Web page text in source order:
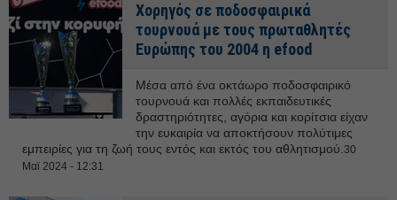
Χορηγός σε ποδοσφαιρικά
τουρνουά με τους πρωταθλητές
Ευρώπης του 2004 η efood
Μέσα από ένα οκτάωρο ποδοσφαιρικό
τουρνουά και πολλές εκπαιδευτικές
δραστηριότητες, αγόρια και κορίτσια είχαν
την ευκαιρία να αποκτήσουν πολύτιμες
εμπειρίες για τη ζωή τους εντός και εκτός του αθλητισμού. 30
Μαϊ 2024 - 12:31